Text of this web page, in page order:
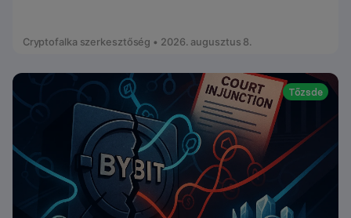
Cryptofalka szerkesztőség • 2026. augusztus 8.
Tőzsde